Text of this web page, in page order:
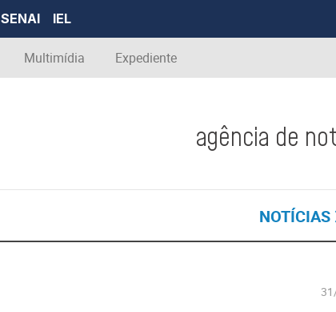
SENAI IEL
Multimídia Expediente
agência de
NOTÍCIAS